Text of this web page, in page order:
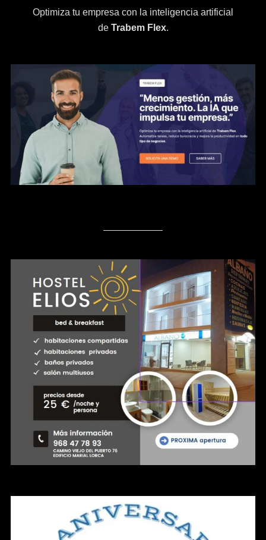
Optimiza tu empresa con la inteligencia artificial
de Trabem Flex.